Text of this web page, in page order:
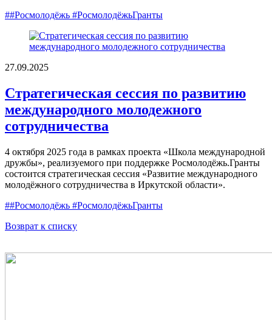
##Росмолодёжь #РосмолодёжьГранты
27.09.2025
Стратегическая сессия по развитию
международного молодежного
сотрудничества
4 октября 2025 года в рамках проекта «Школа международной
дружбы», реализуемого при поддержке Росмолодёжь.Гранты
состоится стратегическая сессия «Развитие международного
молодёжного сотрудничества в Иркутской области».
##Росмолодёжь #РосмолодёжьГранты
Возврат к списку